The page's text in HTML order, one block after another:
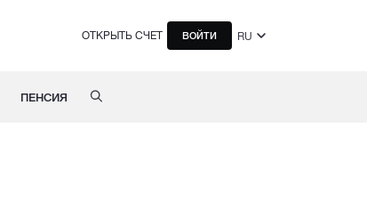
ОТКРЫТЬ СЧЕТ ВОЙТИ RU
ПЕНСИЯ